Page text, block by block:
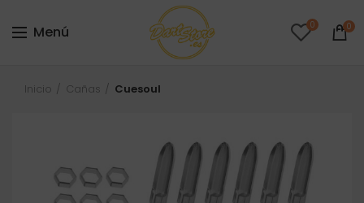
Menú 0 0
Inicio Cañas Cuesoul